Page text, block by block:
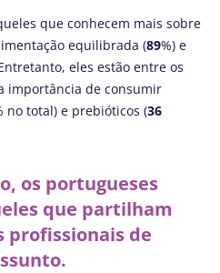
que conhecem mais sobre
equilibrada (89%) e
eles estão entre os
importância de consumir
no total) e prebióticos (36
os portugueses
que partilham
profissionais de
da microbiota e
uma vez por mês para
as últimas notícias